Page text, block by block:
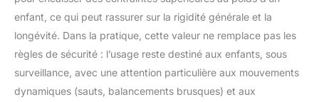
enfant, ce qui peut rassurer sur la rigidité générale et la
longévité. Dans la pratique, cette valeur ne remplace pas les
règles de sécurité : l’usage reste destiné aux enfants, sous
surveillance, avec une attention particulière aux mouvements
dynamiques (sauts, balancements brusques) et aux